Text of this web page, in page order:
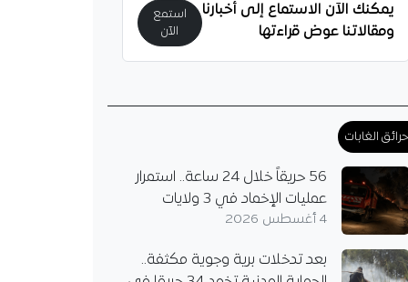
يمكنك الآن الاستماع إلى أخبارنا
ومقالاتنا عوض قراءتها
استمع
الآن
الغابات
56 حريقاً خلال 24 ساعة.. استمرار
عمليات الإخماد في 3 ولايات
4 أغسطس 2026
بعد تدخلات برية وجوية مكثفة..